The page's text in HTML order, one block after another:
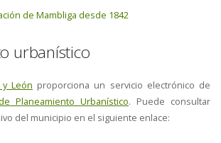
de Mambliga desde 1842
urbanístico
León proporciona un servicio electrónico de
Planeamiento Urbanístico. Puede consultar
del municipio en el siguiente enlace: